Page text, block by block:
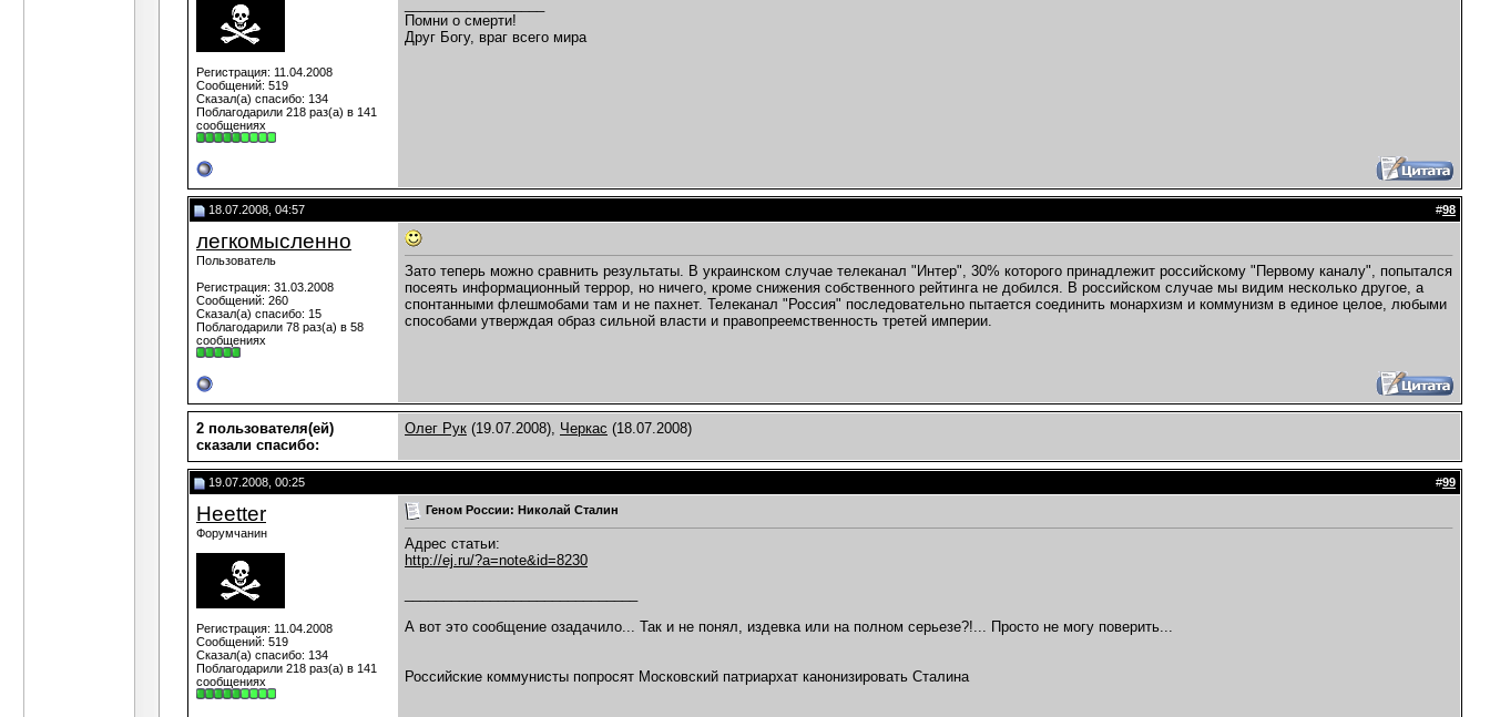
Регистрация: 11.04.2008
Сообщений: 519
Сказал(а) спасибо: 134
Поблагодарили 218 раз(а) в 141
сообщениях
Помни о смерти!
Друг Богу, враг всего мира
18.07.2008, 04:57 #98
легкомысленно
Пользователь
Регистрация: 31.03.2008
Сообщений: 260
Сказал(а) спасибо: 15
Поблагодарили 78 раз(а) в 58
сообщениях
Зато теперь можно сравнить результаты. В украинском случае телеканал "Интер", 30% которого принадлежит российскому "Первому каналу", попытался
посеять информационный террор, но ничего, кроме снижения собственного рейтинга не добился. В российском случае мы видим несколько другое, а
спонтанными флешмобами там и не пахнет. Телеканал "Россия" последовательно пытается соединить монархизм и коммунизм в единое целое, любыми
способами утверждая образ сильной власти и правопреемственность третей империи.
2 пользователя(ей)
сказали cпасибо:
Олег Рук (19.07.2008), Черкас (18.07.2008)
19.07.2008, 00:25 #99
Heetter
Форумчанин
Регистрация: 11.04.2008
Сообщений: 519
Сказал(а) спасибо: 134
Поблагодарили 218 раз(а) в 141
сообщениях
Геном России: Николай Сталин
Адрес статьи:
http://ej.ru/?a=note&id=8230
А вот это сообщение озадачило... Так и не понял, издевка или на полном серьезе?!... Просто не могу поверить...
Российские коммунисты попросят Московский патриархат канонизировать Сталина